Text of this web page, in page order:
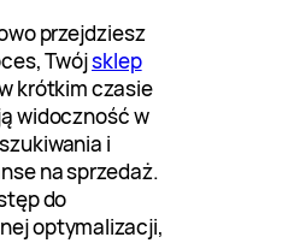
przejdziesz
Twójsklep
krótkim czasie
widoczność w
i
na sprzedaż.
do
optymalizacji,